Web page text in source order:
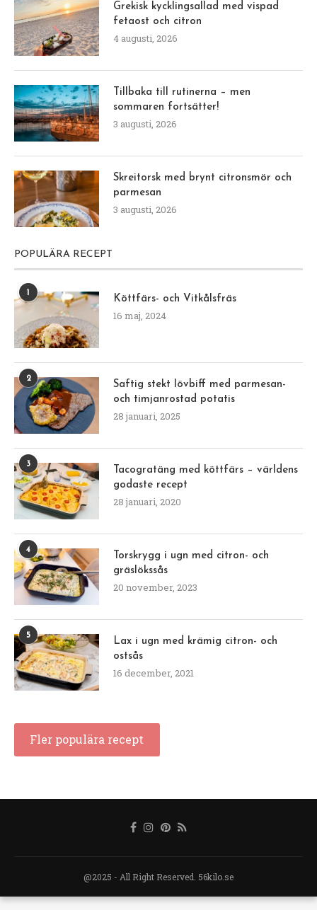
Grekisk kycklingsallad med vispad
fetaost och citron
4 augusti, 2026
Tillbaka till rutinerna – men
sommaren fortsätter!
3 augusti, 2026
Skreitorsk med brynt citronsmör och
parmesan
3 augusti, 2026
POPULÄRA RECEPT
1
Köttfärs- och Vitkålsfräs
16 maj, 2024
2
Saftig stekt lövbiff med parmesan-
och timjanrostad potatis
28 januari, 2025
3
Tacogratäng med köttfärs – världens
godaste recept
28 januari, 2020
4
Torskrygg i ugn med citron- och
gräslökssås
20 november, 2023
5
Lax i ugn med krämig citron- och
ostsås
16 december, 2021
Fler populära recept
@2025 - All Right Reserved. 56kilo.se